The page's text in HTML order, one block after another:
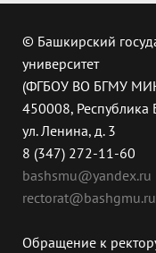
© Башкирский
университет
(ФГБОУ ВО БГМУ
450008, Республика
ул. Ленина, д. 3
8 (347) 272-11-60
bashsmu@yandex.ru
rectorat@bashgmu.ru
Обращение к